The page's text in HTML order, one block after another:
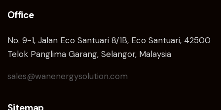
Office
No. 9-1, Jalan Eco Santuari 8/1B, Eco Santuari, 42500
Telok Panglima Garang, Selangor, Malaysia
sales@wanenergysolution.com